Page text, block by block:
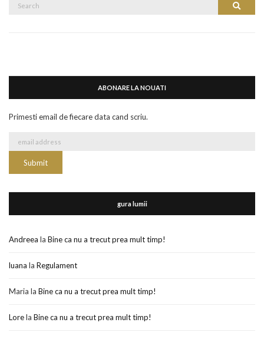
Search
ABONARE LA NOUATI
Primesti email de fiecare data cand scriu.
gura lumii
Andreea la Bine ca nu a trecut prea mult timp!
luana la Regulament
Maria la Bine ca nu a trecut prea mult timp!
Lorela Bine ca nu a trecut prea mult timp!